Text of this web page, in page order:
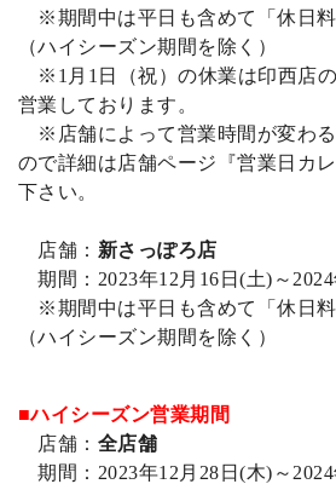
※期間中は平日も含めて「休日料
（ハイシーズン期間を除く）
※1月1日（祝）の休業は印西店
営業しております。
※店舗によって営業時間が変わ
ので詳細は店舗ページ『営業日カ
下さい。
店舗： 新さっぽろ店
期間：2023年12月16日(土)～
※期間中は平日も含めて「休日料
（ハイシーズン期間を除く）
■ハイシーズン営業期間
店舗： 全店舗
期間：2023年12月28日(木)～